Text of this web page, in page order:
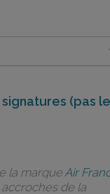
(pas
la marqueAir
de la